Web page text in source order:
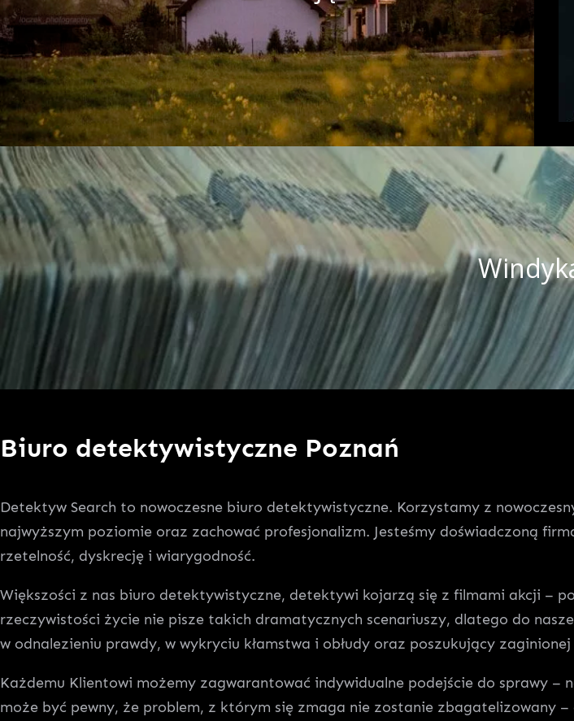
informuje, że dana osoba nie dysponuje odpowiednim majątkiem, co nie
zawsze jest zgodne z prawdą.
Zobacz więcej
Windykacja –
Posiadamy wieloletnie doświadczenie w
Oferujemy wszechstronną pomoc detektywistyczną oraz prawną w
Zobacz
Biuro detektywistyczne Poznań
Detektyw Search to nowoczesne biuro detektywistyczne. Korzystamy z
najwyższym poziomie oraz zachować profesjonalizm. Jesteśmy doświadczoną
rzetelność, dyskrecję i wiarygodność.
Większości z nas biuro detektywistyczne, detektywi kojarzą się z filmami akcji –
rzeczywistości życie nie pisze takich dramatycznych scenariuszy, dlatego do
w odnalezieniu prawdy, w wykryciu kłamstwa i obłudy oraz poszukujący
Każdemu Klientowi możemy zagwarantować indywidualne podejście do sprawy
może być pewny, że problem, z którym się zmaga nie zostanie zbagatelizowany